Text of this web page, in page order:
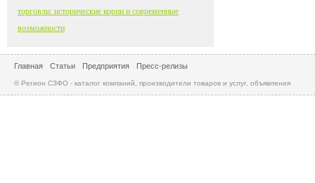
торговли: исторические корни и современные
возможности
Главная Статьи Предприятия Пресс-релизы
© Регион СЗФО - каталог компаний, производители товаров и услуг, объявления